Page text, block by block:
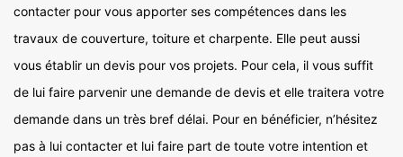
contacter pour vous apporter ses compétences dans les
travaux de couverture, toiture et charpente. Elle peut aussi
vous établir un devis pour vos projets. Pour cela, il vous suffit
de lui faire parvenir une demande de devis et elle traitera votre
demande dans un très bref délai. Pour en bénéficier, n’hésitez
pas à lui contacter et lui faire part de toute votre intention et